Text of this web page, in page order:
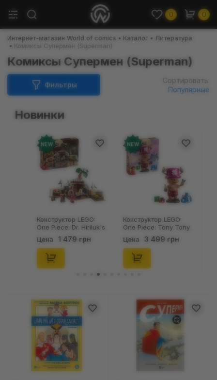
0 0
Интернет-магазин World of comics Каталог
Литература
Комиксы Супермен (Superman)
Комиксы Супермен (Superman)
Фильтры
Сортировать:
Популярные
Новинки
NEW
Конструктор LEGO:
One Piece: Dr. Hiriluk's
Hideout, (75641)
Цена 1 479 грн
NEW
Конструктор LEGO:
One Piece: Tony Tony
Chopper, (75643)
Цена 3 499 грн